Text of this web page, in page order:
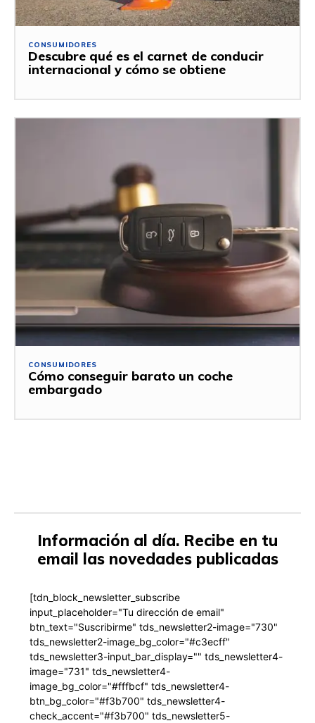
CONSUMIDORES
Descubre qué es el carnet de conducir
internacional y cómo se obtiene
CONSUMIDORES
Cómo conseguir barato un coche
embargado
Información al día. Recibe en tu
email las novedades publicadas
[tdn_block_newsletter_subscribe
input_placeholder="Tu dirección de email"
btn_text="Suscribirme" tds_newsletter2-image="730"
tds_newsletter2-image_bg_color="#c3ecff"
tds_newsletter3-input_bar_display="" tds_newsletter4-
image="731" tds_newsletter4-
image_bg_color="#fffbcf" tds_newsletter4-
btn_bg_color="#f3b700" tds_newsletter4-
check_accent="#f3b700" tds_newsletter5-